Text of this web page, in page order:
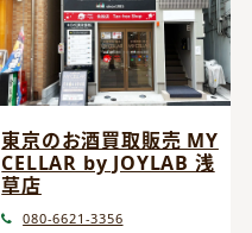
東京のお酒買取販売 MY
CELLAR by JOYLAB 浅
草店
080-6621-3356